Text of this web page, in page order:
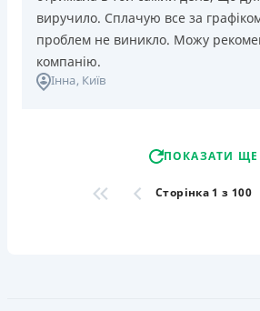
виручило. Сплачую все за
проблем не виникло. Можу
компанію.
Інна, Київ
ПОКАЗАТИ ЩЕ
Сторінка 1 з 100